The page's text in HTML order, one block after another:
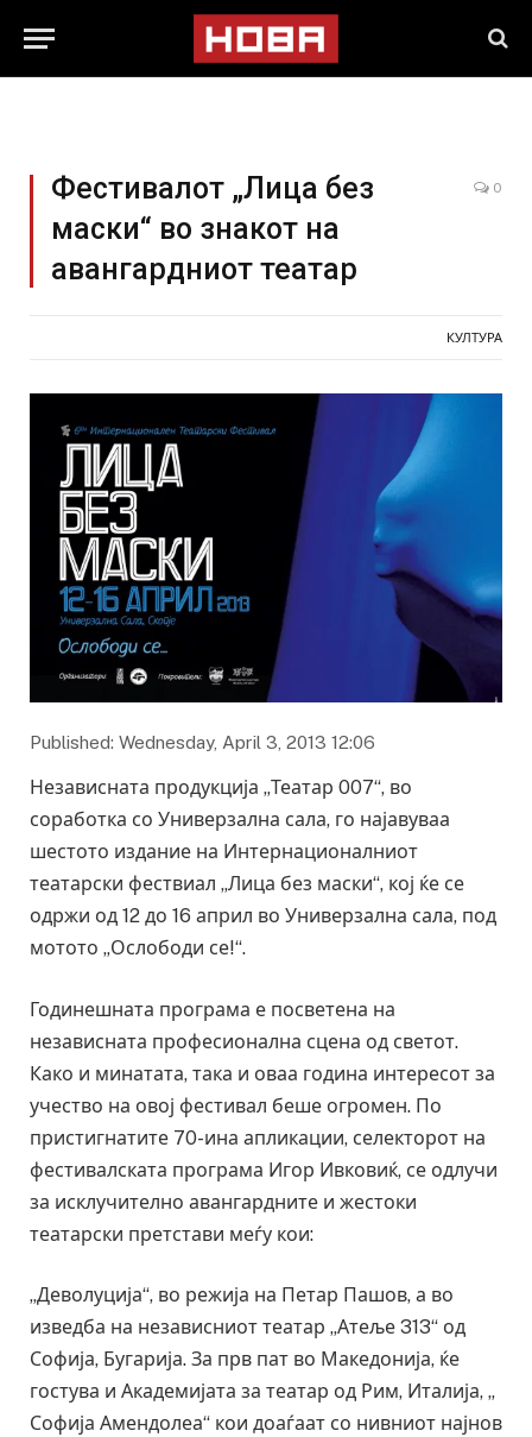
Фестивалот „Лица без
маски“ во знакот на
авангардниот театар
0
КУЛТУРА
Published: Wednesday, April 3, 2013 12:06
Независната продукција „Театар 007“, во
соработка со Универзална сала, го најавуваа
шестото издание на Интернационалниот
театарски фествиал „Лица без маски“, кој ќе се
одржи од 12 до 16 април во Универзална сала, под
мотото „Ослободи се!“.
Годинешната програма е посветена на
независната професионална сцена од светот.
Како и минатата, така и оваа година интересот за
учество на овој фестивал беше огромен. По
пристигнатите 70-ина апликации, селекторот на
фестивалската програма Игор Ивковиќ, се одлучи
за исклучително авангардните и жестоки
театарски претстави меѓу кои:
„Деволуција“, во режија на Петар Пашов, а во
изведба на независниот театар „Атеље 313“ од
Софија, Бугарија. За прв пат во Македонија, ќе
гостува и Академијата за театар од Рим, Италија, „
Софија Амендолеа“ кои доаѓаат со нивниот најнов